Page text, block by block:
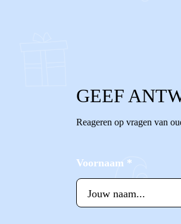
GEEF
Reageren op vragen van
Voornaam *